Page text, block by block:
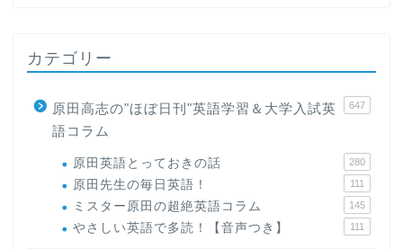
カテゴリー
原田高志の"ほぼ日刊"英語学習＆大学入試英
語コラム
647
原田英語とっておきの話 280
原田先生の毎日英語！ 111
ミスター原田の超絶英語コラム 145
やさしい英語で多読！【音声つき】 111